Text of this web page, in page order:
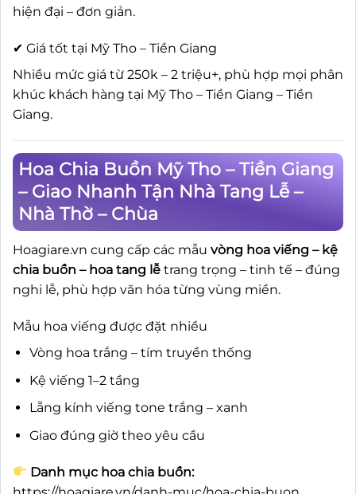
hiện đại – đơn giản.
✔ Giá tốt tại Mỹ Tho – Tiền Giang
Nhiều mức giá từ 250k – 2 triệu+, phù hợp mọi phân
khúc khách hàng tại Mỹ Tho – Tiền Giang – Tiền
Giang.
Hoa Chia Buồn Mỹ Tho – Tiền Giang
– Giao Nhanh Tận Nhà Tang Lễ –
Nhà Thờ – Chùa
Hoagiare.vn cung cấp các mẫu vòng hoa viếng – kệ
chia buồn – hoa tang lễ trang trọng – tinh tế – đúng
nghi lễ, phù hợp văn hóa từng vùng miền.
Mẫu hoa viếng được đặt nhiều
Vòng hoa trắng – tím truyền thống
Kệ viếng 1–2 tầng
Lẵng kính viếng tone trắng – xanh
Giao đúng giờ theo yêu cầu
Danh mục hoa chia buồn: